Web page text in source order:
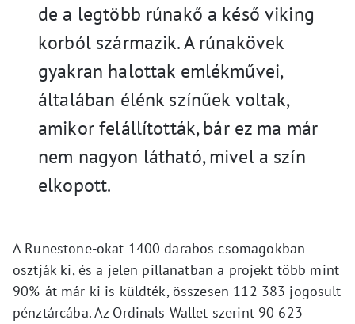
de a legtöbb rúnakő a késő viking
korból származik. A rúnakövek
gyakran halottak emlékművei,
általában élénk színűek voltak,
amikor felállították, bár ez ma már
nem nagyon látható, mivel a szín
elkopott.
A Runestone-okat 1400 darabos csomagokban
osztják ki, és a jelen pillanatban a projekt több mint
90%-át már ki is küldték, összesen 112 383 jogosult
pénztárcába. Az Ordinals Wallet szerint 90 623